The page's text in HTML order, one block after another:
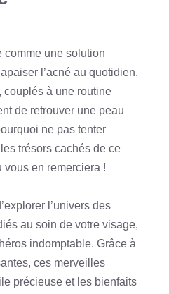
comme une solution
l’acné au quotidien.
couplés à une routine
de retrouver une peau
ne pas tenter
trésors cachés de ce
vous en remerciera !
l’univers des
au soin de votre visage,
indomptable. Grâce à
ces merveilles
précieuse et les bienfaits